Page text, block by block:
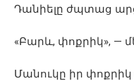
Դանիելը ժպտաց
«Բարև, փոքրիկ», —
Մանուկը իր